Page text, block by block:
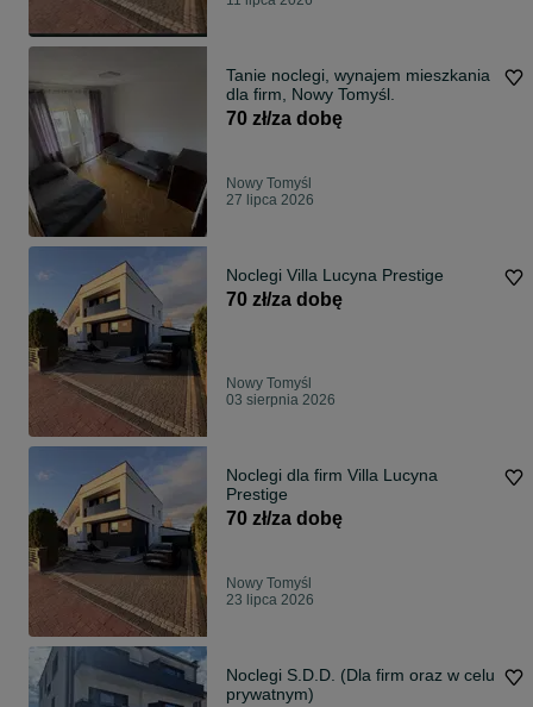
Tanie noclegi, wynajem mieszkania
dla firm, Nowy Tomyśl.
70 zł/za dobę
Nowy Tomyśl
27 lipca 2026
Noclegi Villa Lucyna Prestige
70 zł/za dobę
Nowy Tomyśl
03 sierpnia 2026
Noclegi dla firm Villa Lucyna
Prestige
70 zł/za dobę
Nowy Tomyśl
23 lipca 2026
Noclegi S.D.D. (Dla firm oraz w celu
prywatnym)